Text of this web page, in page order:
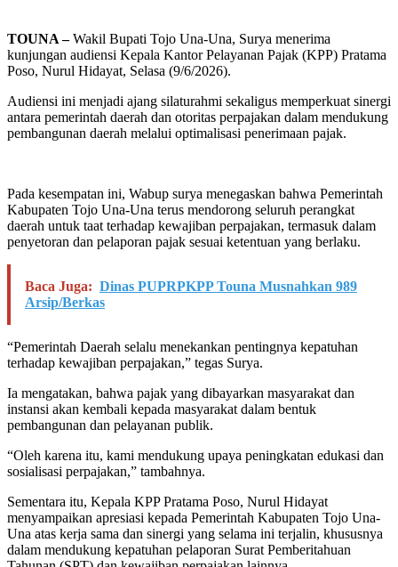
TOUNA –Wakil Bupati Tojo Una-Una, Surya menerima
kunjungan audiensi Kepala Kantor Pelayanan Pajak (KPP) Pratama
Poso, Nurul Hidayat, Selasa (9/6/2026).
Audiensi ini menjadi ajang silaturahmi sekaligus memperkuat sinergi
antara pemerintah daerah dan otoritas perpajakan dalam mendukung
pembangunan daerah melalui optimalisasi penerimaan pajak.
Pada kesempatan ini, Wabup surya menegaskan bahwa Pemerintah
Kabupaten Tojo Una-Una terus mendorong seluruh perangkat
daerah untuk taat terhadap kewajiban perpajakan, termasuk dalam
penyetoran dan pelaporan pajak sesuai ketentuan yang berlaku.
Baca Juga: Dinas PUPRPKPP Touna Musnahkan 989
Arsip/Berkas
“Pemerintah Daerah selalu menekankan pentingnya kepatuhan
terhadap kewajiban perpajakan,” tegas Surya.
Ia mengatakan, bahwa pajak yang dibayarkan masyarakat dan
instansi akan kembali kepada masyarakat dalam bentuk
pembangunan dan pelayanan publik.
“Oleh karena itu, kami mendukung upaya peningkatan edukasi dan
sosialisasi perpajakan,” tambahnya.
Sementara itu, Kepala KPP Pratama Poso, Nurul Hidayat
menyampaikan apresiasi kepada Pemerintah Kabupaten Tojo Una-
Una atas kerja sama dan sinergi yang selama ini terjalin, khususnya
dalam mendukung kepatuhan pelaporan Surat Pemberitahuan